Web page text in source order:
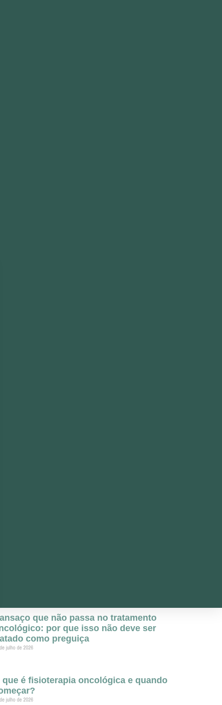
que não passa no tratamento
por que isso não deve ser
como preguiça
julho de 2026
que é fisioterapia oncológica e quando
julho de 2026